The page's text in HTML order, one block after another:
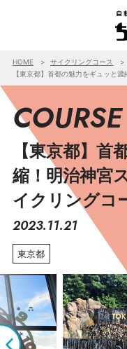
HOME
サイクリングコース
【東京都】首都の魅力をギュッと
COURSE
【東京都】首
縮！明治神宮
イクリングコ
2023.11.21
東京都